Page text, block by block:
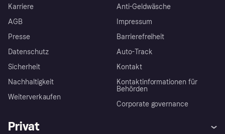
Karriere
AGB
Presse
Datenschutz
Sicherheit
Nachhaltigkeit
Weiterverkaufen
Anti-Geldwäsche
Impressum
Barrierefreiheit
Auto-Track
Kontakt
Kontaktinformationen für
Behörden
Corporate governance
Privat